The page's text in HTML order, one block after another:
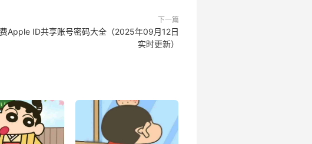
下一篇
Apple ID共享账号密码大全（2025年09月12日
实时更新）